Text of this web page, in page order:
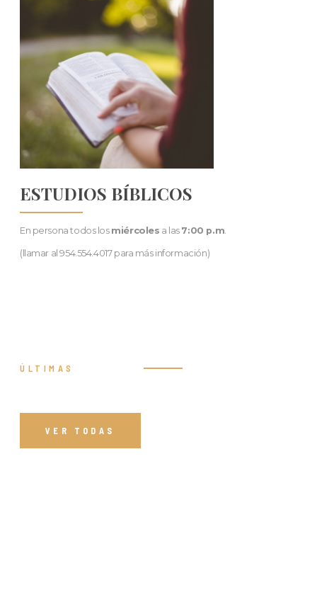
ESTUDIOS BÍBLICOS
En persona todos los miércoles a las 7:00 p.m.
(llamar al 954.554.4017 para más información)
ÚLTIMAS
VER TODAS